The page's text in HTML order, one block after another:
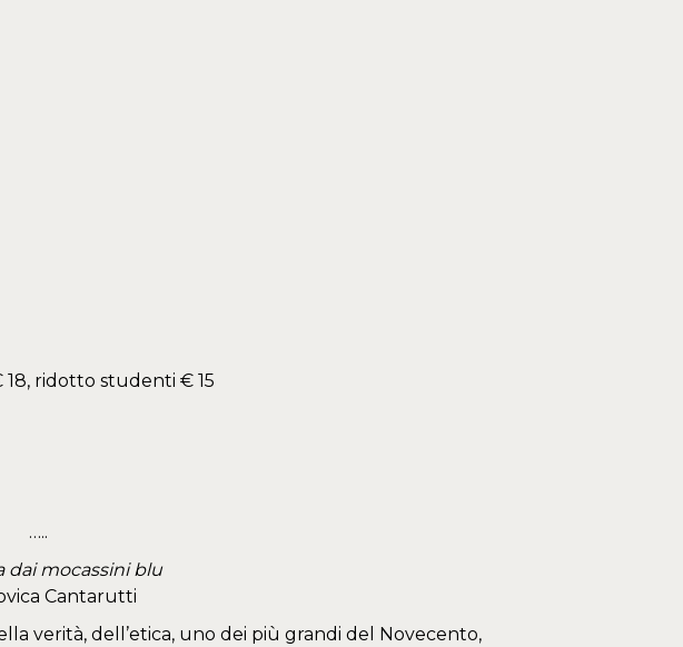
ridotto studenti € 15
…..
dai mocassini blu
Cantarutti
verità, dell’etica, uno dei più grandi del Novecento,